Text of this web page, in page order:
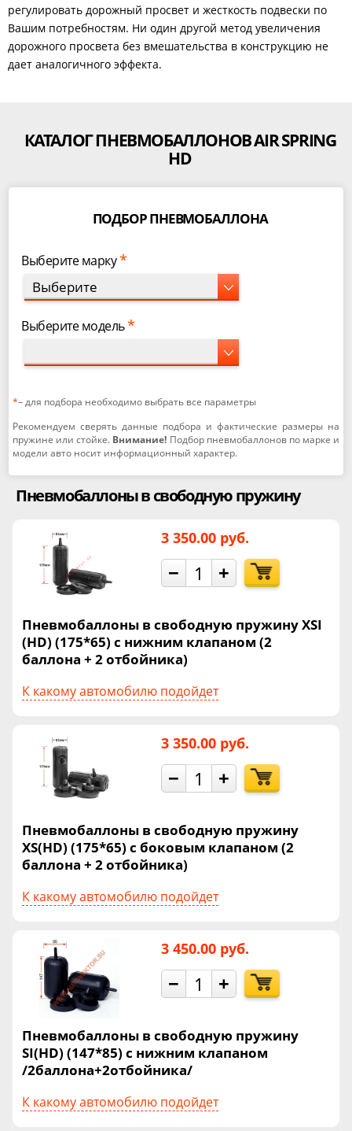
регулировать дорожный просвет и жесткость подвески по
Вашим потребностям. Ни один другой метод увеличения
дорожного просвета без вмешательства в конструкцию не
дает аналогичного эффекта.
КАТАЛОГ ПНЕВМОБАЛЛОНОВ AIR SPRING
HD
ПОДБОР ПНЕВМОБАЛЛОНА
Выберите марку*
Выберите
Выберите модель*
*– для подбора необходимо выбрать все параметры
Рекомендуем сверять данные подбора и фактические размеры на
пружине или стойке. Внимание! Подбор пневмобаллонов по марке и
модели авто носит информационный характер.
Пневмобаллоны в свободную пружину
3 350.00 руб.
− +
Пневмобаллоны в свободную пружину XSI
(HD) (175*65) с нижним клапаном (2
баллона + 2 отбойника)
К какому автомобилю подойдет
3 350.00 руб.
− +
Пневмобаллоны в свободную пружину
XS(HD) (175*65) с боковым клапаном (2
баллона + 2 отбойника)
К какому автомобилю подойдет
3 450.00 руб.
− +
Пневмобаллоны в свободную пружину
SI(HD) (147*85) с нижним клапаном
/2баллона+2отбойника/
К какому автомобилю подойдет